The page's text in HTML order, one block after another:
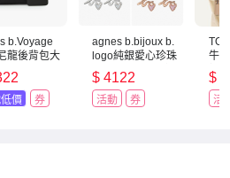
b.Voyage
龍後背包大
)
價 券
agnes b.bijoux b.
logo純銀愛心珍珠
母貝耳環(多款/女)
$ 4122
活動 券
牛
桶
$
活